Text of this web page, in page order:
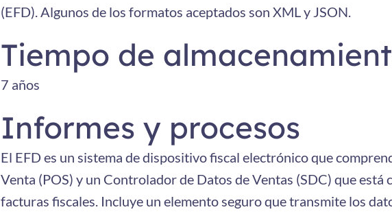
(EFD). Algunos de los formatos aceptados son XML y JSON.
Tiempo de
7 años
Informes y procesos
El EFD es un sistema de dispositivo fiscal electrónico que
Venta (POS) y un Controlador de Datos de Ventas (SDC) que está
facturas fiscales. Incluye un elemento seguro que transmite los